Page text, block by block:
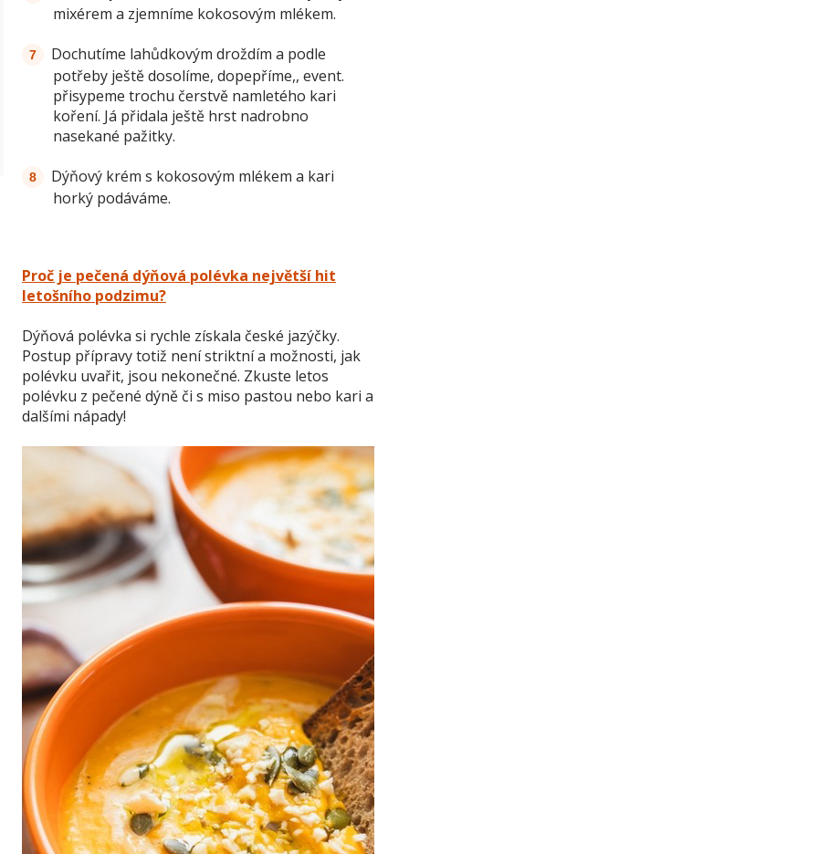
mixérem a zjemníme kokosovým mlékem.
Dochutíme lahůdkovým droždím a podle
potřeby ještě dosolíme, dopepříme,, event.
přisypeme trochu čerstvě namletého kari
koření. Já přidala ještě hrst nadrobno
nasekané pažitky.
Dýňový krém s kokosovým mlékem a kari
horký podáváme.
Proč je pečená dýňová polévka největší hit
letošního podzimu?
Dýňová polévka si rychle získala české jazýčky.
Postup přípravy totiž není striktní a možnosti, jak
polévku uvařit, jsou nekonečné. Zkuste letos
polévku z pečené dýně či s miso pastou nebo kari a
dalšími nápady!